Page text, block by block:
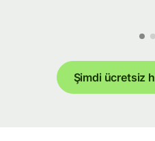
Şimdi ücretsiz